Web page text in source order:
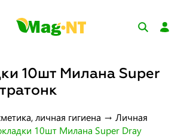
10шт Милана Super
личная гигиена → Личная
10шт Милана Super Dray